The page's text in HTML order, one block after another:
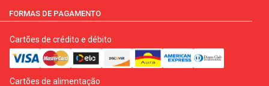
FORMAS DE PAGAMENTO
Cartões de crédito e débito
Cartões de alimentação